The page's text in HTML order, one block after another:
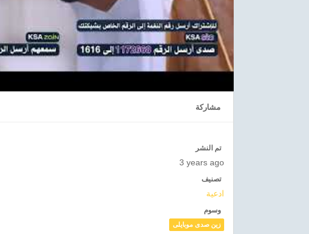
مشاركة
تم النشر
3 years ago
تصنيف
ادعية
وسوم
زين صدى موبايلى